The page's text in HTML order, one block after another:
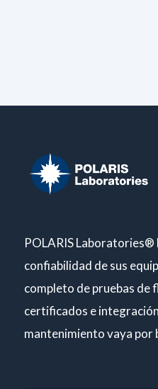
POLARIS Laboratories®
confiabilidad de sus
completo de pruebas de
certificados e
mantenimiento vaya por